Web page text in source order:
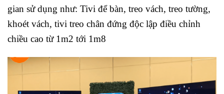
gian sử dụng như: Tivi để bàn, treo vách, treo tường,
khoét vách, tivi treo chân đứng độc lập điều chỉnh
chiều cao từ 1m2 tới 1m8